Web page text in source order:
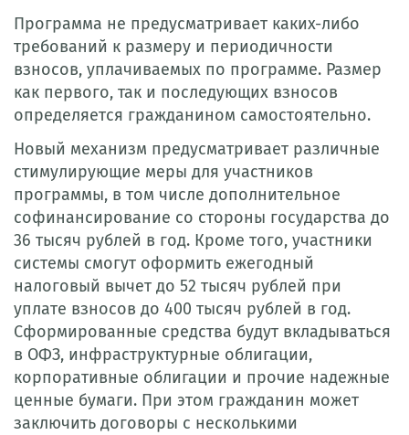
Программа не предусматривает каких-либо
требований к размеру и периодичности
взносов, уплачиваемых по программе. Размер
как первого, так и последующих взносов
определяется гражданином самостоятельно.
Новый механизм предусматривает различные
стимулирующие меры для участников
программы, в том числе дополнительное
софинансирование со стороны государства до
36 тысяч рублей в год. Кроме того, участники
системы смогут оформить ежегодный
налоговый вычет до 52 тысяч рублей при
уплате взносов до 400 тысяч рублей в год.
Сформированные средства будут вкладываться
в ОФЗ, инфраструктурные облигации,
корпоративные облигации и прочие надежные
ценные бумаги. При этом гражданин может
заключить договоры с несколькими